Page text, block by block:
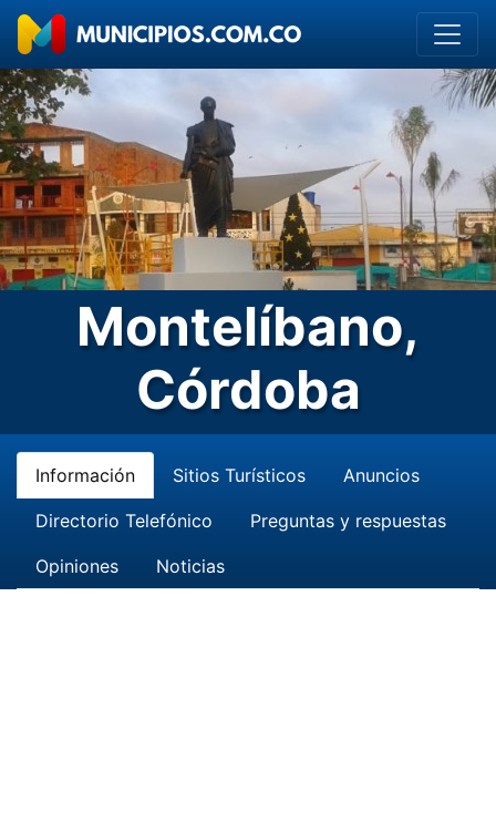
Montelíbano,
Córdoba
Información Sitios Turísticos Anuncios
Directorio Telefónico Preguntas y respuestas
Opiniones Noticias